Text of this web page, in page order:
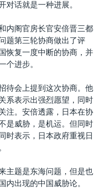
对话就是一种进展。
内阁官房长官安倍晋三都
题第三轮协商做出了评
恢复一度中断的协商，并
个进步。
待会上提到这次协商。他
系表示出强烈愿望，同时
注。安倍透露，日本在协
是威胁，是机运。但同时
时表示，日本政府重视日
主题是东海问题，但是也
内出现的中国威胁论。